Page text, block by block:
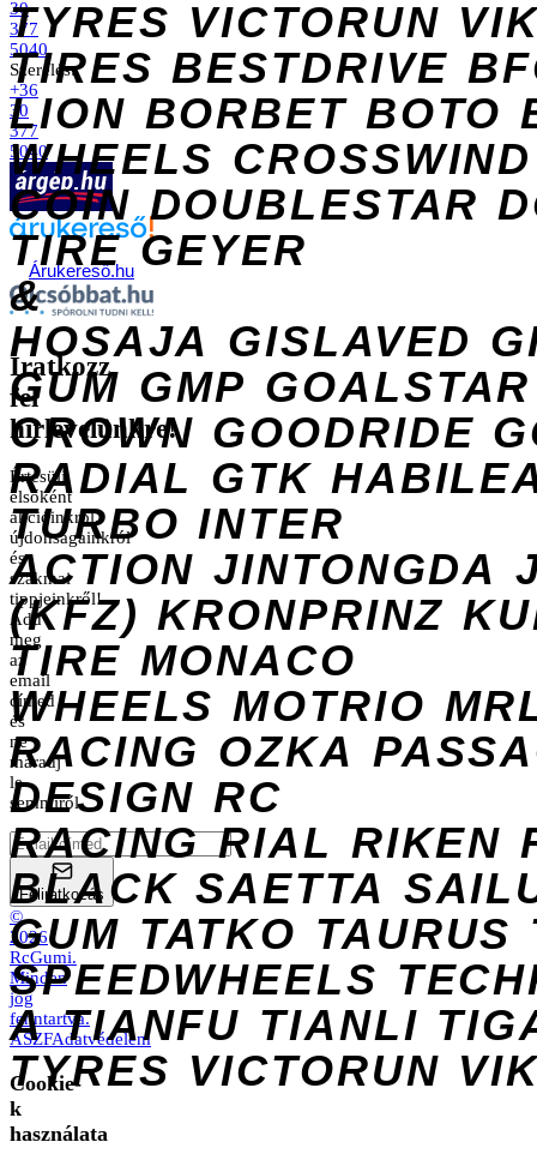
TYRES VICTORUN
TIRES BESTDRIVE
LION BORBET BOTO
WHEELS CROSSWIND
COIN DOUBLESTAR
TIRE GEYER
&
HOSAJA GISLAVED
GUM GMP GOALSTAR
CROWN GOODRIDE
RADIAL GTK
TURBO INTER
ACTION JINTONGDA
(KFZ) KRONPRINZ
TIRE MONACO
WHEELS MOTRIO
RACING OZKA
DESIGN RC
RACING RIAL RIKEN
BLACK SAETTA
GUM TATKO TAURUS
SPEEDWHEELS
A TIANFU TIANLI
TYRES VICTORUN
30
377
5040
Szerelés:
+36
30
377
5040
Árukereső.hu
Iratkozz
fel
hírlevelünkre!
Értesülj
elsőként
akcióinkról,
újdonságainkról
és
szakmai
tippjeinkről!
Add
meg
az
email
címed
és
ne
maradj
le
semmiről.
Feliratkozás
©
2026
RcGumi.
Minden
jog
fenntartva.
ÁSZFAdatvédelem
Cookie-
k
használata